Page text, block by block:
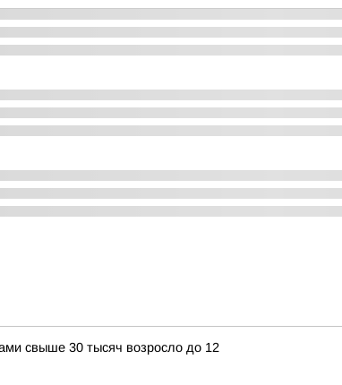
свыше 30 тысяч возросло до 12